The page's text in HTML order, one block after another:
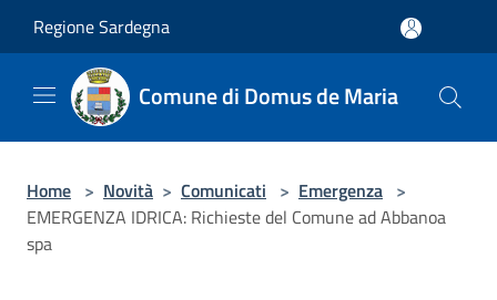
Regione Sardegna
Comune di Domus de Maria
Home > Novità > Comunicati > Emergenza >
EMERGENZA IDRICA: Richieste del Comune ad Abbanoa
spa